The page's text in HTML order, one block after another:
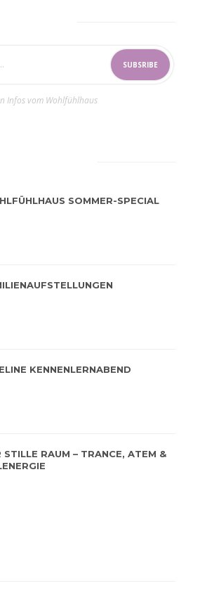
Infos vom Wohlfühlhaus
SOMMER-SPECIAL
KENNENLERNABEND
STILLE RAUM – TRANCE, ATEM &